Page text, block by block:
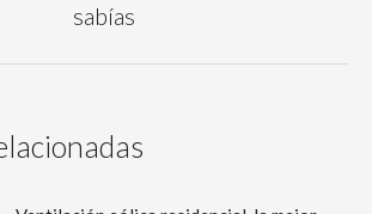
sabías